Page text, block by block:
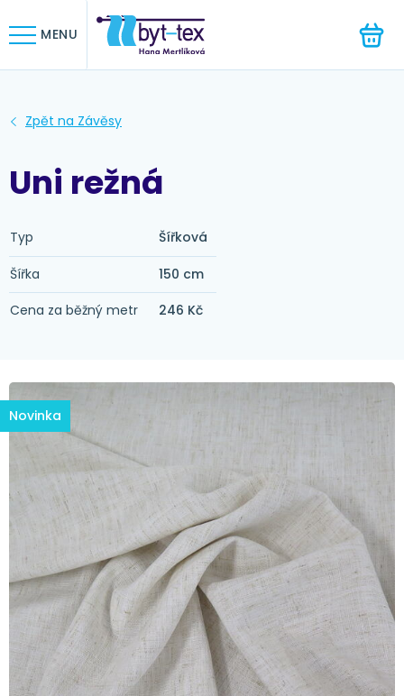
MENU
Uni režná
Typ Šířková
Šířka
150 cm
Cena za běžný metr
246 Kč
Novinka